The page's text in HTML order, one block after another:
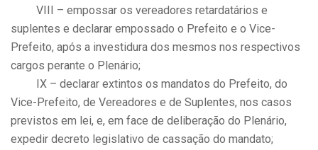
VIII – empossar os vereadores retardatários e
suplentes e declarar empossado o Prefeito e o Vice-
Prefeito, após a investidura dos mesmos nos respectivos
cargos perante o Plenário;
IX – declarar extintos os mandatos do Prefeito, do
Vice-Prefeito, de Vereadores e de Suplentes, nos casos
previstos em lei, e, em face de deliberação do Plenário,
expedir decreto legislativo de cassação do mandato;